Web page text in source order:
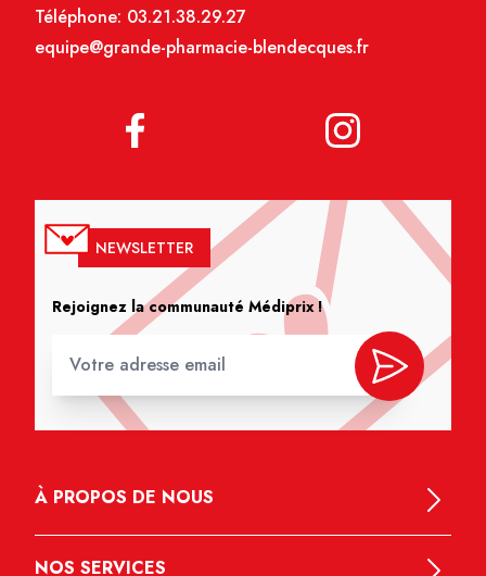
Téléphone: 03.21.38.29.27
equipe@grande-pharmacie-blendecques.fr
NEWSLETTER
Rejoignez la communauté Médiprix !
À PROPOS DE NOUS
NOS SERVICES